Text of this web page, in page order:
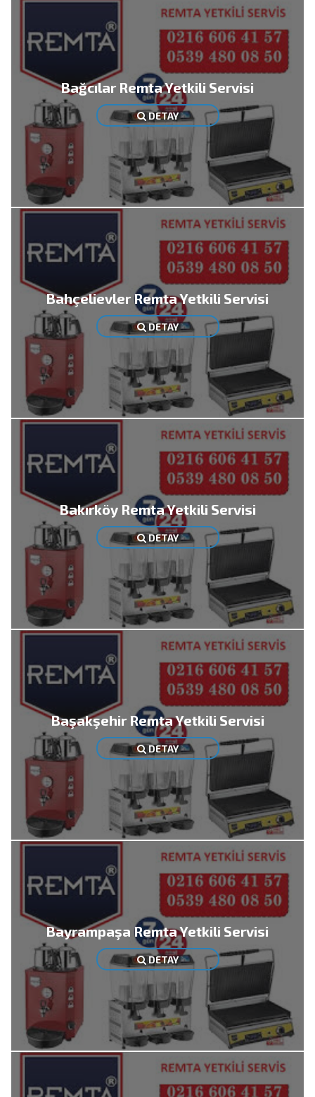
Bağcılar Remta Yetkili Servisi
DETAY
Bahçelievler Remta Yetkili Servisi
DETAY
Bakırköy Remta Yetkili Servisi
DETAY
Başakşehir Remta Yetkili Servisi
DETAY
Bayrampaşa Remta Yetkili Servisi
DETAY